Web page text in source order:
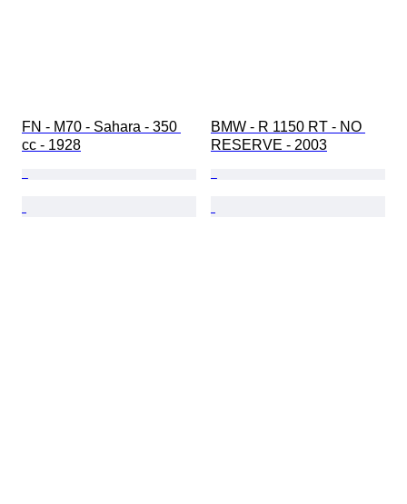
FN - M70 - Sahara - 350
cc - 1928
BMW - R 1150 RT - NO
RESERVE - 2003